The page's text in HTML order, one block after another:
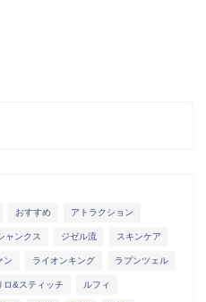
おすすめ アトラクション
ャンクス ジゼル流 スキンケア
ン ライオンキング ラプンツェル
ロ&スティッチ ルフィ